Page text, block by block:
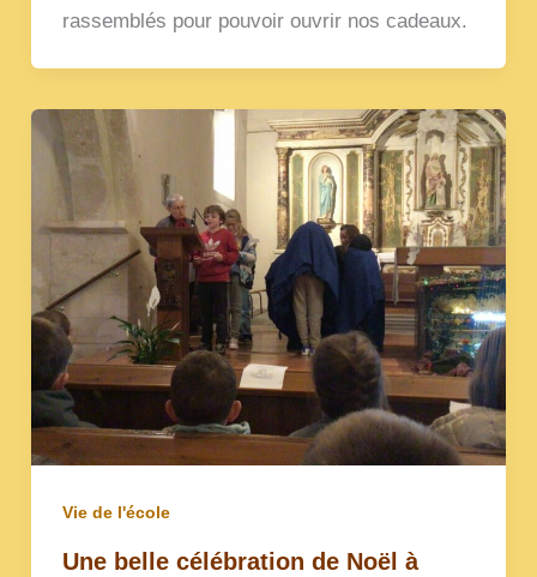
rassemblés pour pouvoir ouvrir nos cadeaux.
Vie de l'école
Une belle célébration de Noël à